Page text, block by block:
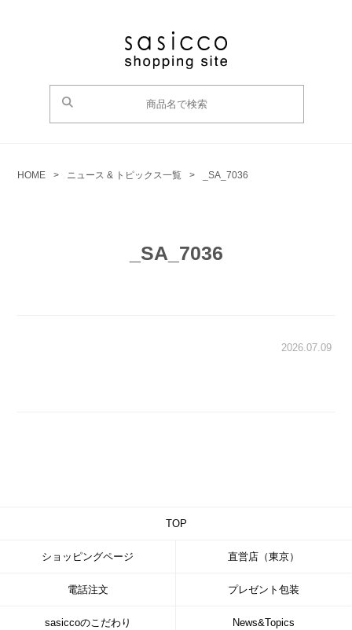
HOME > ニュース & トピックス一覧 > _SA_7036
_SA_7036
2026.07.09
TOP
ショッピングページ 直営店（東京）
電話注文 プレゼント包装
sasiccoのこだわり News&Topics